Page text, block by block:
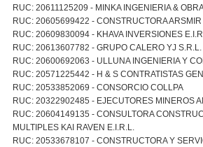
RUC: 20611125209 - MINKA INGENIERIA &
RUC: 20605699422 - CONSTRUCTORA ARSMIR
RUC: 20609830094 - KHAVA INVERSIONES
RUC: 20613607782 - GRUPO CALERO YJ S.R.L.
RUC: 20600692063 - ULLUNA INGENIERIA Y
RUC: 20571225442 - H & S CONTRATISTAS
RUC: 20533852069 - CONSORCIO COLLPA
RUC: 20322902485 - EJECUTORES MINEROS
RUC: 20604149135 - CONSULTORA
MULTIPLES KAI RAVEN E.I.R.L.
RUC: 20533678107 - CONSTRUCTORA Y